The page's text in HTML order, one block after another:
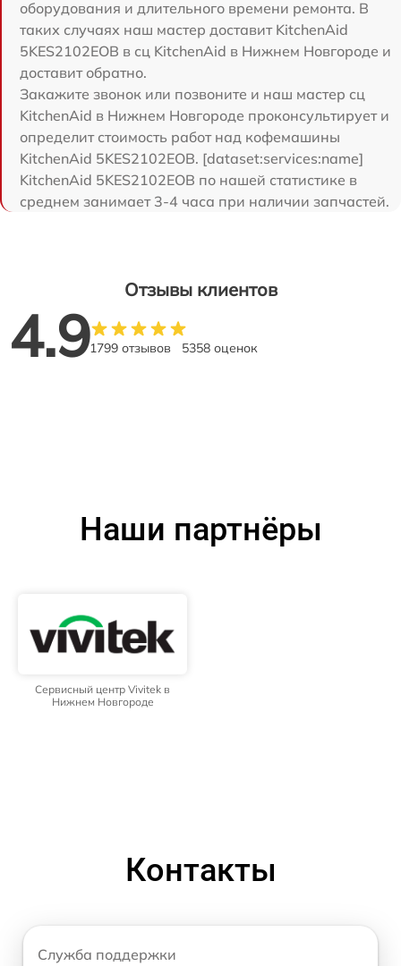
оборудования и длительного времени ремонта. В
таких случаях наш мастер доставит KitchenAid
5KES2102EOB в сц KitchenAid в Нижнем Новгороде и
доставит обратно.
Закажите звонок или позвоните и наш мастер сц
KitchenAid в Нижнем Новгороде проконсультирует и
определит стоимость работ над кофемашины
KitchenAid 5KES2102EOB. [dataset:services:name]
KitchenAid 5KES2102EOB по нашей статистике в
среднем занимает 3-4 часа при наличии запчастей.
Отзывы клиентов
4.91799 отзывов 5358 оценок
Наши партнёры
Сервисный центр Vivitek в
Нижнем Новгороде
Контакты
Служба поддержки